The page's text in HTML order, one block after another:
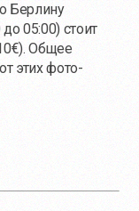
Берлину
05:00) стоит
Общее
этих фото-